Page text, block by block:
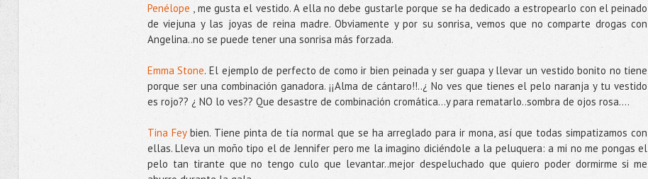
Penélope , me gusta el vestido. A ella no debe gustarle porque se ha dedicado a estropearlo con el peinado
de viejuna y las joyas de reina madre. Obviamente y por su sonrisa, vemos que no comparte drogas con
Angelina..no se puede tener una sonrisa más forzada.
Emma Stone. El ejemplo de perfecto de como ir bien peinada y ser guapa y llevar un vestido bonito no tiene
porque ser una combinación ganadora. ¡¡Alma de cántaro!!..¿ No ves que tienes el pelo naranja y tu vestido
es rojo?? ¿ NO lo ves?? Que desastre de combinación cromática...y para rematarlo..sombra de ojos rosa....
Tina Feybien. Tiene pinta de tía normal que se ha arreglado para ir mona, así que todas simpatizamos con
ellas. Lleva un moño tipo el de Jennifer pero me la imagino diciéndole a la peluquera: a mi no me pongas el
pelo tan tirante que no tengo culo que levantar..mejor despeluchado que quiero poder dormirme si me